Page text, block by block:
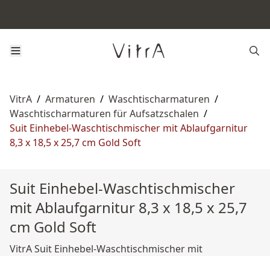
VitrA / Armaturen / Waschtischarmaturen /
Waschtischarmaturen für Aufsatzschalen /
Suit Einhebel-Waschtischmischer mit Ablaufgarnitur
8,3 x 18,5 x 25,7 cm Gold Soft
Suit Einhebel-Waschtischmischer
mit Ablaufgarnitur 8,3 x 18,5 x 25,7
cm Gold Soft
VitrA Suit Einhebel-Waschtischmischer mit